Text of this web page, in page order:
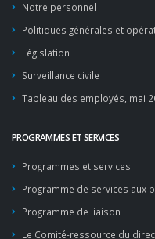
Notre personnel
Politiques générales et
Législation
Surveillance civile
Tableau des employés, mai
PROGRAMMES ET SERVICES
Programmes et services
Programme de services aux
Programme de liaison
Le Comité-ressource du